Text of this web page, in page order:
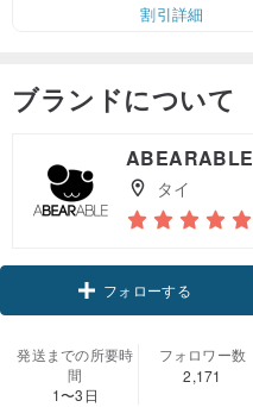
割引詳細
ブランドについて
ABEARABLE
タイ
フォローする
発送までの所要時
間
1〜3日
フォロワー数
2,171